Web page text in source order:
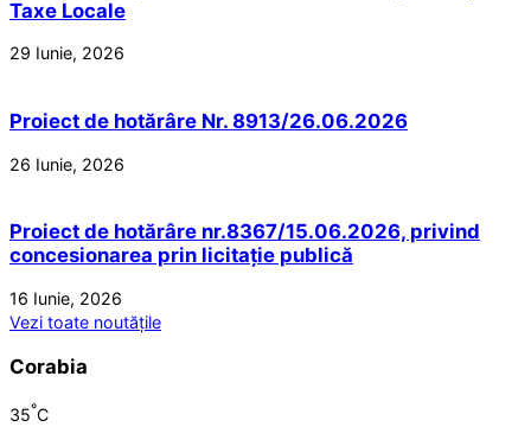
Taxe Locale
29 Iunie, 2026
Proiect de hotărâre Nr. 8913/26.06.2026
26 Iunie, 2026
Proiect de hotărâre nr.8367/15.06.2026, privind
concesionarea prin licitație publică
16 Iunie, 2026
Vezi toate noutățile
Corabia
35°C